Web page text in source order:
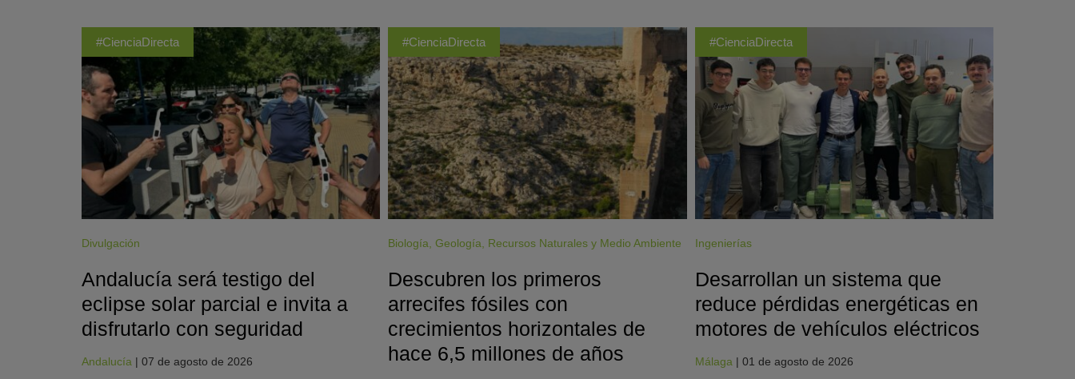
#CienciaDirecta
Divulgación
Andalucía será testigo del
eclipse solar parcial e invita a
disfrutarlo con seguridad
Andalucía | 07 de agosto de 2026
#CienciaDirecta
Biología ,Geología Recursos Naturales y Medio Ambiente
Descubren los primeros
arrecifes fósiles con
crecimientos horizontales de
hace 6,5 millones de años
#CienciaDirecta
Ingenierías
Desarrollan un sistema que
reduce pérdidas energéticas en
motores de vehículos eléctricos
Málaga | 01 de agosto de 2026